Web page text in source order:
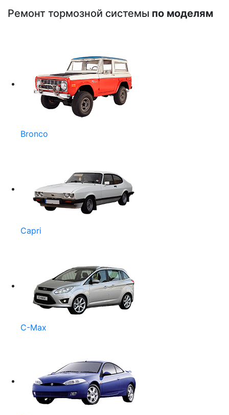
Ремонт тормозной системы по моделям
Bronco
Capri
C-Max